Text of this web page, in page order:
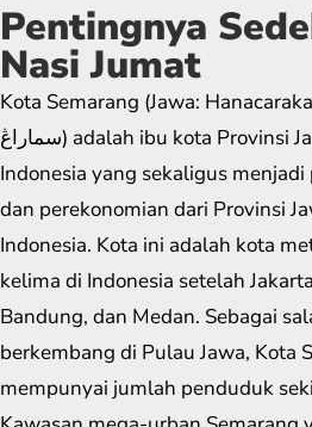
Pentingnya
Nasi Jumat
Kota Semarang (Jawa:
سماراڠ) adalah ibu kota Provinsi Jawa Tengah,
Indonesia yang sekaligus
dan perekonomian dari Provinsi
Indonesia. Kota ini adalah kota
kelima di Indonesia setelah
Bandung, dan Medan. Sebagai
berkembang di Pulau Jawa, Kota
mempunyai jumlah penduduk